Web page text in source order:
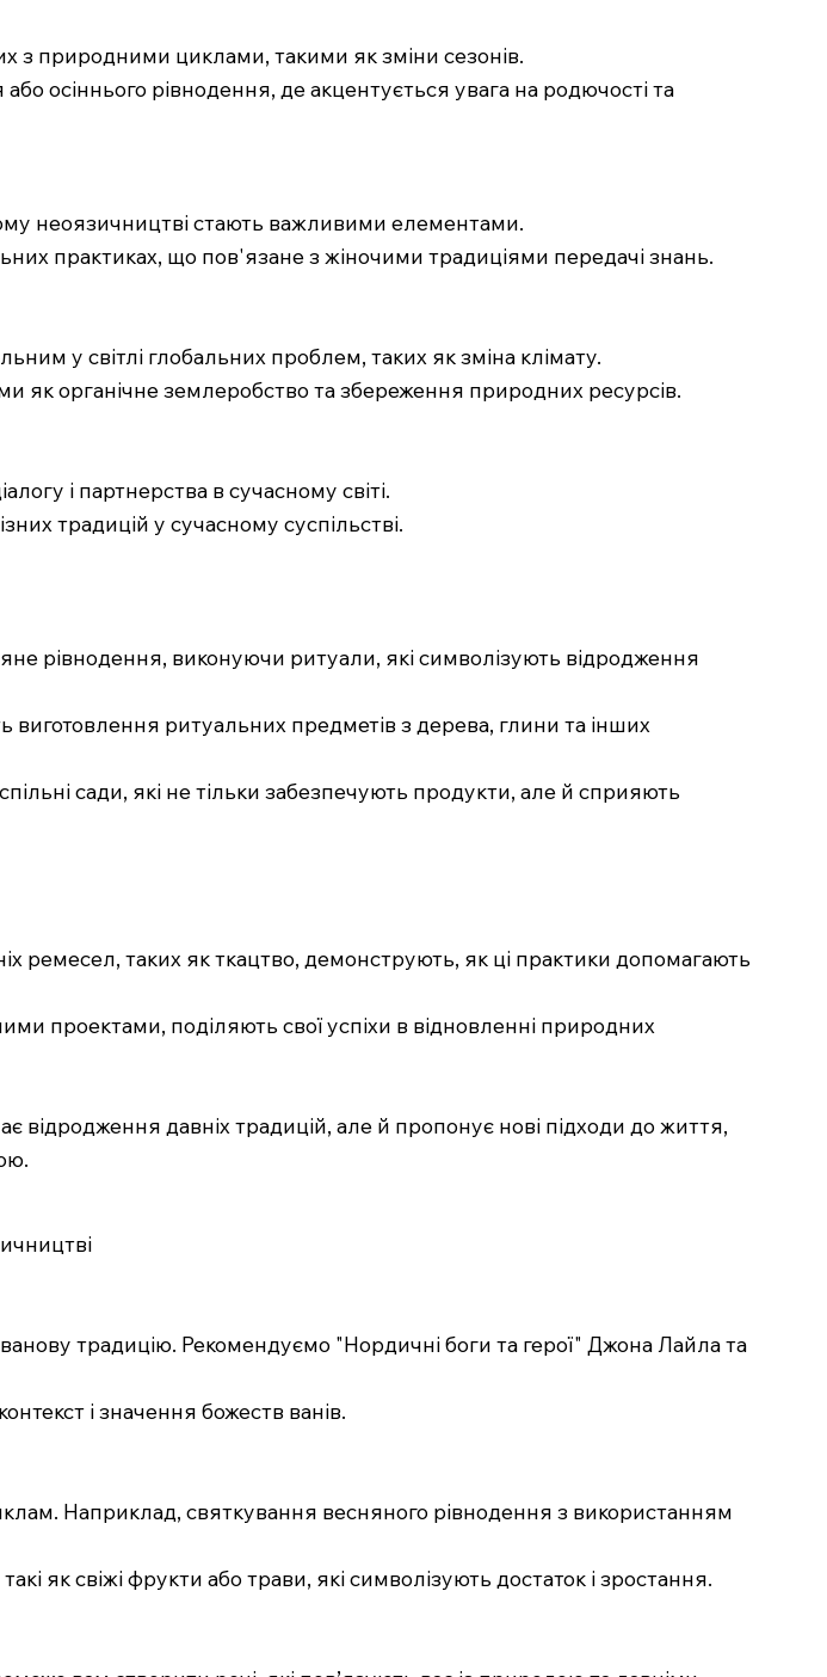
з природними циклами, такими як зміни сезонів.
осіннього рівнодення, де акцентується увага на родючості та
неоязичництві стають важливими елементами.
практиках, що пов'язане з жіночими традиціями передачі знань.
у світлі глобальних проблем, таких як зміна клімату.
як органічне землеробство та збереження природних ресурсів.
і партнерства в сучасному світі.
традицій у сучасному суспільстві.
рівнодення, виконуючи ритуали, які символізують відродження
ритуальних предметів з дерева, глини та інших
сади, які не тільки забезпечують продукти, але й сприяють
ремесел, таких як ткацтво, демонструють, як ці практики допомагають
проектами, поділяють свої успіхи в відновленні природних
давніх традицій, але й пропонує нові підходи до життя,
традицію. Рекомендуємо "Нордичні боги та герої" Джона Лайла та
і значення божеств ванів.
Наприклад, святкування весняного рівнодення з використанням
як свіжі фрукти або трави, які символізують достаток і зростання.